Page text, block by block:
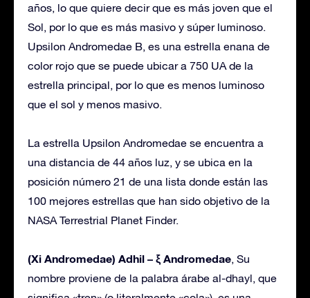
años, lo que quiere decir que es más joven que el
Sol, por lo que es más masivo y súper luminoso.
Upsilon Andromedae B, es una estrella enana de
color rojo que se puede ubicar a 750 UA de la
estrella principal, por lo que es menos luminoso
que el sol y menos masivo.
La estrella Upsilon Andromedae se encuentra a
una distancia de 44 años luz, y se ubica en la
posición número 21 de una lista donde están las
100 mejores estrellas que han sido objetivo de la
NASA Terrestrial Planet Finder.
(Xi Andromedae) Adhil – ξ Andromedae, Su
nombre proviene de la palabra árabe al-dhayl, que